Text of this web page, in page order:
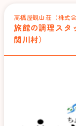
高橋屋観山荘（株式
旅館の調理スタ
関川村）